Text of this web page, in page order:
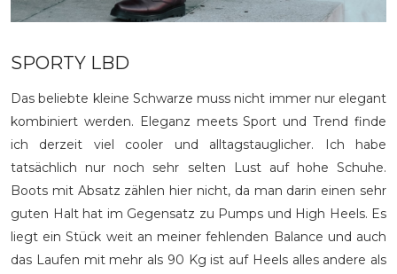
SPORTY LBD
Das beliebte kleine Schwarze muss nicht immer nur elegant
kombiniert werden. Eleganz meets Sport und Trend finde
ich derzeit viel cooler und alltagstauglicher. Ich habe
tatsächlich nur noch sehr selten Lust auf hohe Schuhe.
Boots mit Absatz zählen hier nicht, da man darin einen sehr
guten Halt hat im Gegensatz zu Pumps und High Heels. Es
liegt ein Stück weit an meiner fehlenden Balance und auch
das Laufen mit mehr als 90 Kg ist auf Heels alles andere als